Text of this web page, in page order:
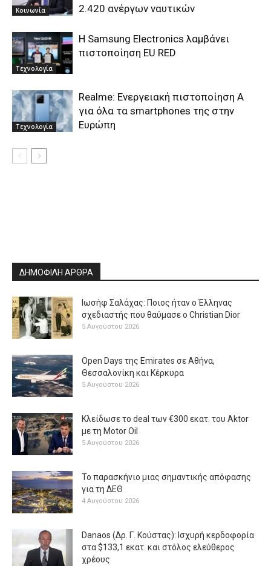
Κοινωνία
2.420 ανέργων ναυτικών
Τεχνολογία
Η Samsung Electronics λαμβάνει
πιστοποίηση EU RED
Τεχνολογία
Realme: Ενεργειακή πιστοποίηση Α
για όλα τα smartphones της στην
Ευρώπη
ΔΗΜΟΦΙΛΗ ΑΡΘΡΑ
Ιωσήφ Σαλάχας: Ποιος ήταν ο Έλληνας
σχεδιαστής που θαύμασε ο Christian Dior
5 Αυγούστου 2026
Open Days της Emirates σε Αθήνα,
Θεσσαλονίκη και Κέρκυρα
5 Αυγούστου 2026
Κλείδωσε το deal των €300 εκατ. του Aktor
με τη Μotor Oil
5 Αυγούστου 2026
Το παρασκήνιο μιας σημαντικής απόφασης
για τη ΔΕΘ
4 Αυγούστου 2026
Danaos (Δρ. Γ. Κούστας): Ισχυρή κερδοφορία
στα $133,1 εκατ. και στόλος ελεύθερος
χρέους